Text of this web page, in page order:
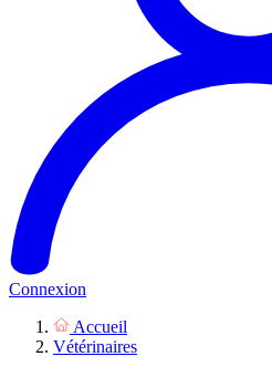
Connexion
Accueil
Vétérinaires